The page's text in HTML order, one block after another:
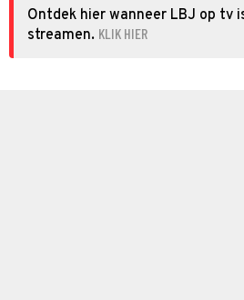
Ontdek hier wanneer LBJ op tv
streamen. KLIK HIER